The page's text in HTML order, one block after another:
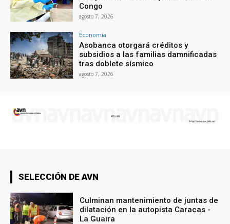
Congo
agosto 7, 2026
Economía
Asobanca otorgará créditos y
subsidios a las familias damnificadas
tras doblete sísmico
agosto 7, 2026
SELECCIÓN DE AVN
Culminan mantenimiento de juntas de
dilatación en la autopista Caracas -
La Guaira